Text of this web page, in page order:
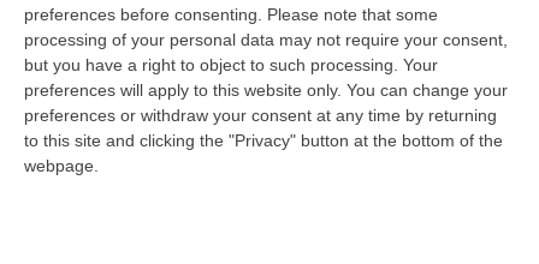
preferences before consenting.
Please note that some
processing of your personal data may not require your consent,
but you have a right to object to such processing. Your
preferences will apply to this website only. You can change your
preferences or withdraw your consent at any time by returning
to this site and clicking the "Privacy" button at the bottom of the
webpage.